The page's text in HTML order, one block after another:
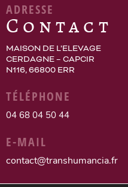
ADRESSE
Contact
MAISON DE L’ELEVAGE
CERDAGNE – CAPCIR
N116, 66800 ERR
TÉLÉPHONE
04 68 04 50 44
E-MAIL
contact@transhumancia.fr